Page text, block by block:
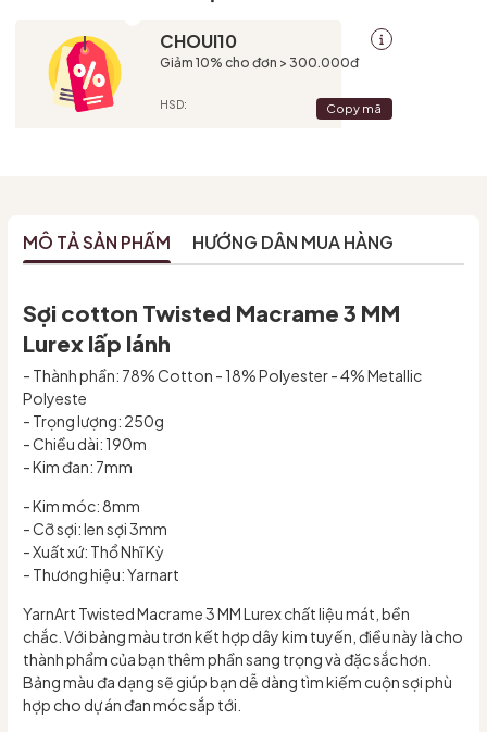
CHOUI10
Giảm 10% cho đơn > 300.000đ
HSD: Copy mã
MÔ TẢ SẢN PHẨM HƯỚNG DẪN MUA HÀNG
Sợi cotton Twisted Macrame 3 MM
Lurex lấp lánh
- Thành phần: 78% Cotton - 18% Polyester - 4% Metallic
Polyeste
- Trọng lượng: 250g
- Chiều dài: 190m
- Kim đan: 7mm
- Kim móc: 8mm
- Cỡ sợi: len sợi 3mm
- Xuất xứ: Thổ Nhĩ Kỳ
- Thương hiệu: Yarnart
YarnArt Twisted Macrame 3 MM Lurex chất liệu mát, bền
chắc. Với bảng màu trơn kết hợp dây kim tuyến, điều này là cho
thành phẩm của bạn thêm phần sang trọng và đặc sắc hơn.
Bảng màu đa dạng sẽ giúp bạn dễ dàng tìm kiếm cuộn sợi phù
hợp cho dự án đan móc sắp tới.